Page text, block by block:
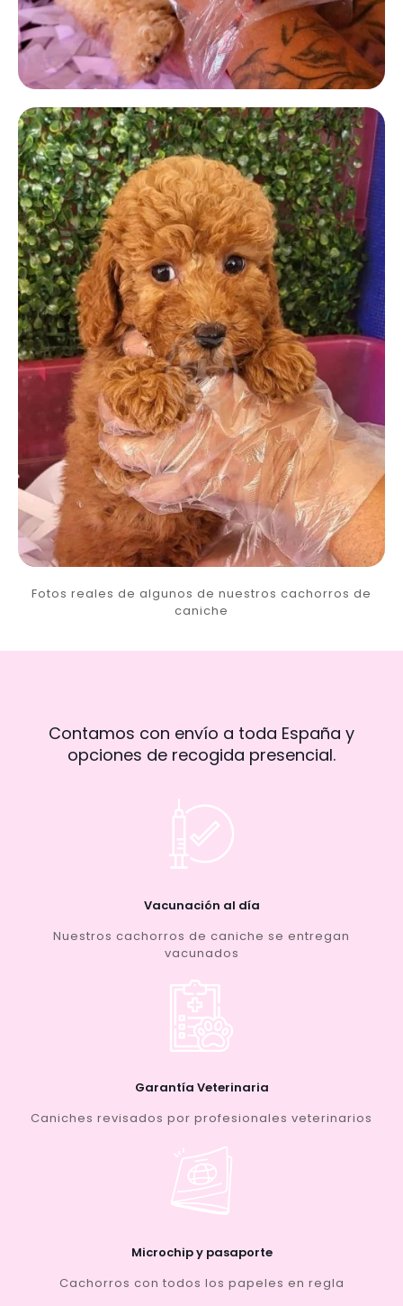
Fotos reales de algunos de nuestros cachorros de
caniche
Contamos con envío a toda España y
opciones de recogida presencial.
Vacunación al día
Nuestros cachorros de caniche se entregan
vacunados
Garantía Veterinaria
Caniches revisados por profesionales veterinarios
Microchip y pasaporte
Cachorros con todos los papeles en regla